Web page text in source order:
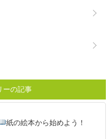
ーの記事
紙の絵本から始めよう！